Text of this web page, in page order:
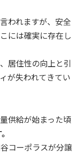
われますが、安全
には確実に存在し
居住性の向上と引
が失われてきてい
供給が始まった頃
コーポラスが分譲